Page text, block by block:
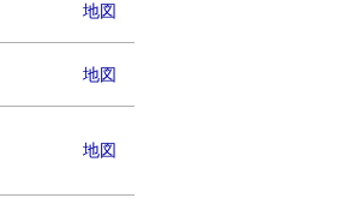
地図
地図
地図